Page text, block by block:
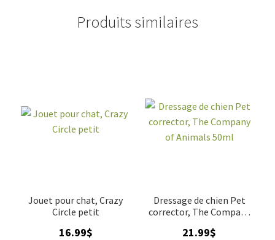
Produits similaires
Jouet pour chat, Crazy
Circle petit
16.99$
Dressage de chien Pet
corrector, The Company
21.99$